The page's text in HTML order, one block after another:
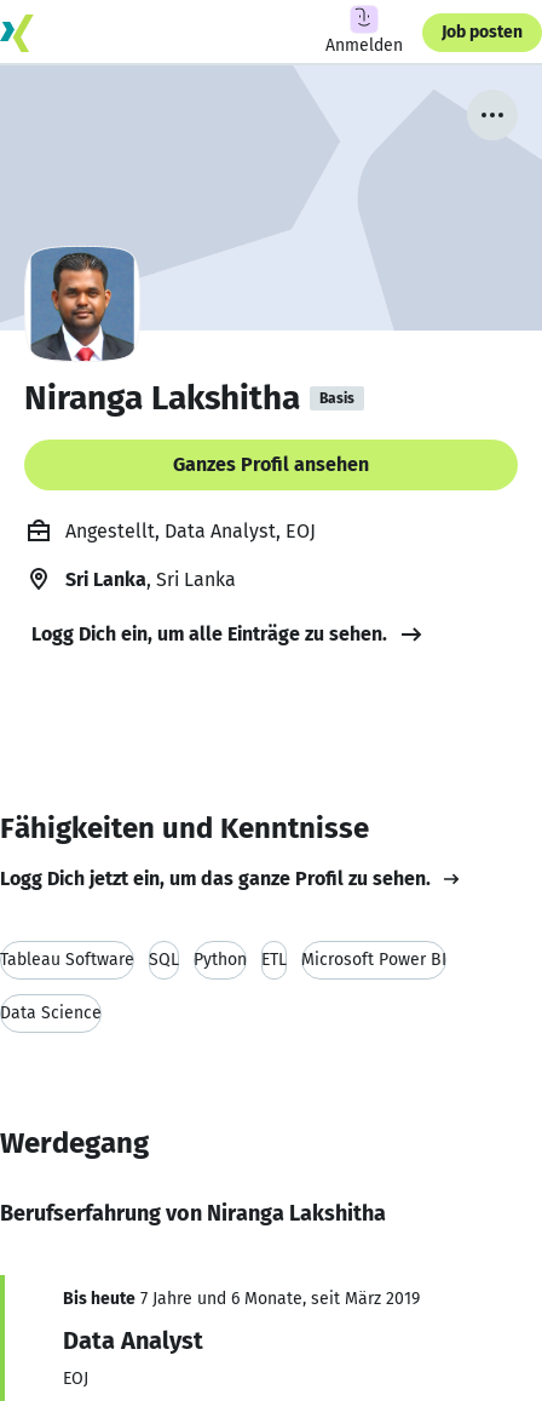
Anmelden
Job posten
Niranga Lakshitha Basis
Ganzes Profil ansehen
Angestellt, Data Analyst, EOJ
Sri Lanka, Sri Lanka
Logg Dich ein, um alle Einträge zu sehen.
Fähigkeiten und Kenntnisse
Logg Dich jetzt ein, um das ganze Profil zu sehen.
Tableau Software SQL Python ETL Microsoft Power BI
Data Science
Werdegang
Berufserfahrung von Niranga Lakshitha
Bis heute 7 Jahre und 6 Monate, seit März 2019
Data Analyst
EOJ